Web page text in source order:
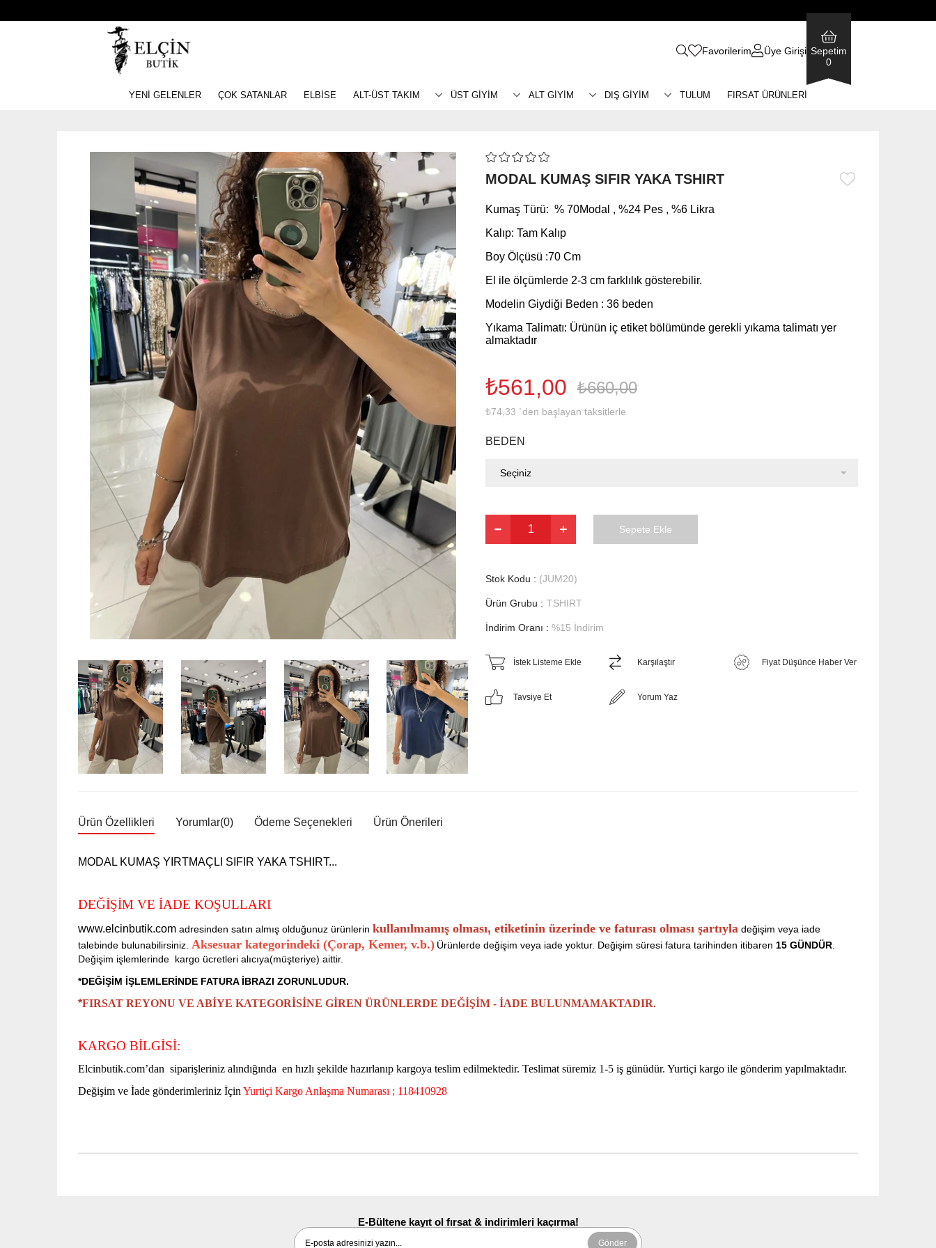
Favorilerim Üye Girişi Sepetim
0
YENİ GELENLER ÇOK SATANLAR ELBİSE ALT-ÜST TAKIM ÜST GİYİM ALT GİYİM DIŞ GİYİM TULUM FIRSAT ÜRÜNLERİ
MODAL KUMAŞ SIFIR YAKA TSHIRT
Kumaş Türü: % 70Modal , %24 Pes , %6 Likra
Kalıp: Tam Kalıp
Boy Ölçüsü :70 Cm
El ile ölçümlerde 2-3 cm farklılık gösterebilir.
Modelin Giydiği Beden : 36 beden
Yıkama Talimatı: Ürünün iç etiket bölümünde gerekli yıkama talimatı yer
almaktadır
₺660,00
₺561,00
₺74,33 `den başlayan taksitlerle
BEDEN
Stok Kodu (JUM20)
Ürün Grubu : TSHIRT
İndirim Oranı : %15 İndirim
İstek Listeme Ekle Karşılaştır Fiyat Düşünce Haber Ver
Tavsiye Et Yorum Yaz
Ürün Özellikleri Yorumlar(0) Ödeme Seçenekleri Ürün Önerileri
MODAL KUMAŞ YIRTMAÇLI SIFIR YAKA TSHIRT...
DEĞİŞİM VE İADE KOŞULLARI
www.elcinbutik.com adresinden satın almış olduğunuz ürünlerin kullanılmamış olması, etiketinin üzerinde ve faturası olması şartıyla değişim veya iade
talebinde bulunabilirsiniz. Aksesuar kategorindeki (Çorap, Kemer, v.b.) Ürünlerde değişim veya iade yoktur. Değişim süresi fatura tarihinden itibaren 15 GÜNDÜR
Değişim işlemlerinde kargo ücretleri alıcıya(müşteriye) aittir.
*DEĞİŞİM İŞLEMLERİNDE FATURA İBRAZI ZORUNLUDUR.
*FIRSAT REYONU VE ABİYE KATEGORİSİNE GİREN ÜRÜNLERDE DEĞİŞİM - İADE BULUNMAMAKTADIR.
KARGO BİLGİSİ:
Elcinbutik.com’dan siparişleriniz alındığında en hızlı şekilde hazırlanıp kargoya teslim edilmektedir. Teslimat süremiz 1-5 iş günüdür. Yurtiçi kargo ile gönderim yapılmaktadır.
Değişim ve İade gönderimleriniz İçin Yurtiçi Kargo Anlaşma Numarası ; 118410928
E-Bültene kayıt ol fırsat & indirimleri kaçırma!
Gönder